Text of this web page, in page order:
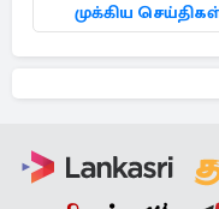
முக்கிய